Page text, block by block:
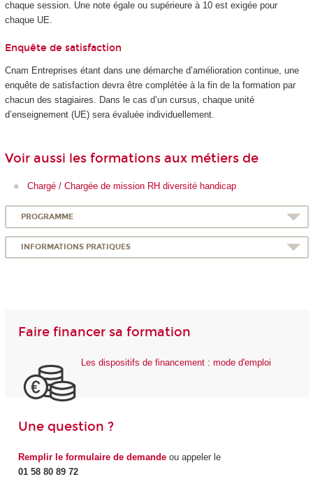
chaque session. Une note égale ou supérieure à 10 est exigée pour
chaque UE.
Enquête de satisfaction
Cnam Entreprises étant dans une démarche d’amélioration continue, une
enquête de satisfaction devra être complétée à la fin de la formation par
chacun des stagiaires. Dans le cas d’un cursus, chaque unité
d’enseignement (UE) sera évaluée individuellement.
Voir aussi les formations aux métiers de
Chargé / Chargée de mission RH diversité handicap
PROGRAMME
INFORMATIONS PRATIQUES
Faire financer sa formation
Les dispositifs de financement : mode d'emploi
Une question ?
Remplir le formulaire de demandeou appeler le
01 58 80 89 72